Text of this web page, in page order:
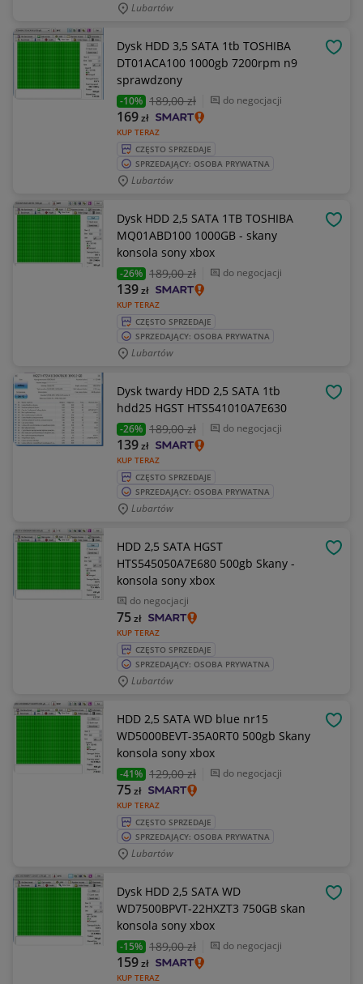
Lubartów
Dysk HDD 3,5 SATA 1tb TOSHIBA
DT01ACA100 1000gb 7200rpm n9
sprawdzony
-10% 189,00 zł do negocjacji
KUP TERAZ
169zł
CZĘSTO SPRZEDAJE
SPRZEDAJĄCY: OSOBA PRYWATNA
Lubartów
Dysk HDD 2,5 SATA 1TB TOSHIBA
MQ01ABD100 1000GB - skany
konsola sony xbox
-26% 189,00 zł do negocjacji
KUP TERAZ
139zł
CZĘSTO SPRZEDAJE
SPRZEDAJĄCY: OSOBA PRYWATNA
Lubartów
Dysk twardy HDD 2,5 SATA 1tb
hdd25 HGST HTS541010A7E630
-26% 189,00 zł do negocjacji
KUP TERAZ
139zł
CZĘSTO SPRZEDAJE
SPRZEDAJĄCY: OSOBA PRYWATNA
Lubartów
HDD 2,5 SATA HGST
HTS545050A7E680 500gb Skany -
konsola sony xbox
do negocjacji
KUP TERAZ
75zł
CZĘSTO SPRZEDAJE
SPRZEDAJĄCY: OSOBA PRYWATNA
Lubartów
HDD 2,5 SATA WD blue nr15
WD5000BEVT-35A0RT0 500gb Skany
konsola sony xbox
-41% 129,00 zł do negocjacji
KUP TERAZ
75zł
CZĘSTO SPRZEDAJE
SPRZEDAJĄCY: OSOBA PRYWATNA
Lubartów
Dysk HDD 2,5 SATA WD
WD7500BPVT-22HXZT3 750GB skan
konsola sony xbox
-15% 189,00 zł do negocjacji
KUP TERAZ
159zł